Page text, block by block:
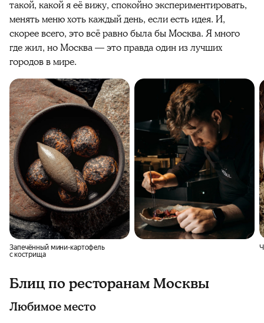
такой, какой я её вижу, спокойно экспериментировать,
менять меню хоть каждый день, если есть идея. И,
скорее всего, это всё равно была бы Москва. Я много
где жил, но Москва — это правда один из лучших
городов в мире.
Запечённый мини-картофель
с кострища
Блиц по ресторанам Москвы
Любимое место